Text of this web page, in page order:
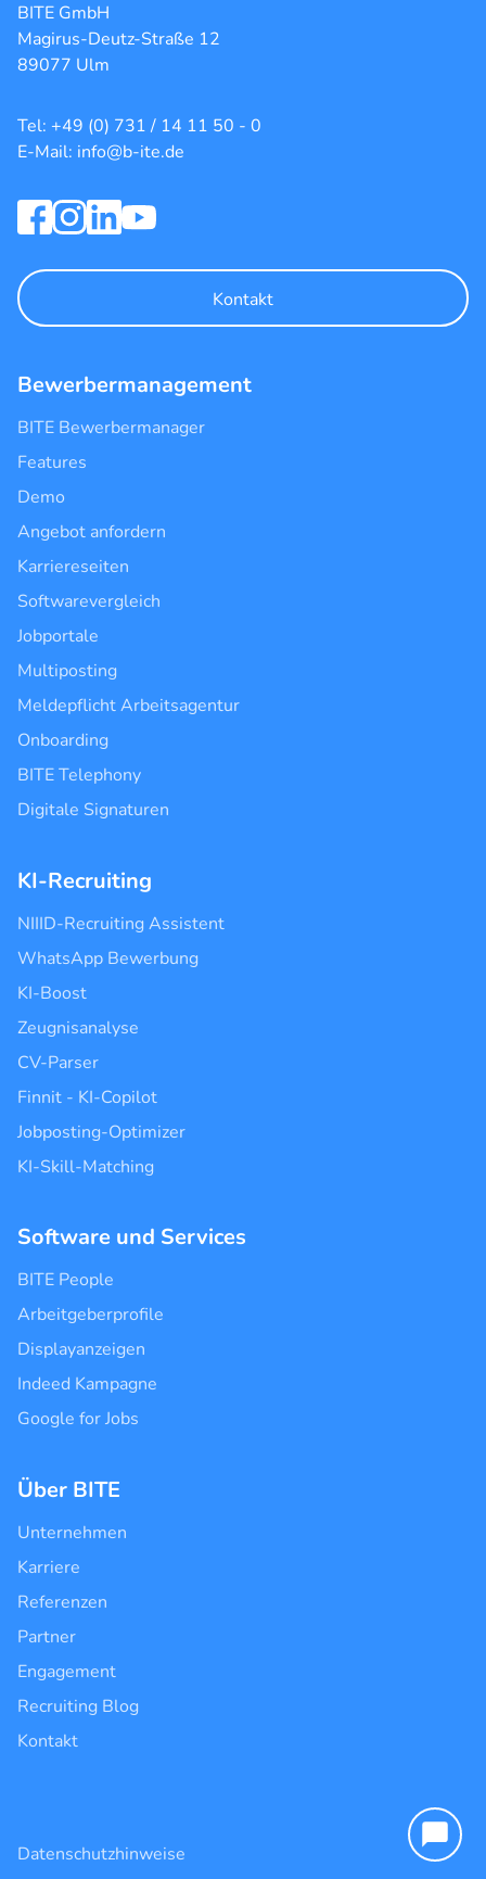
BITE GmbH
Magirus-Deutz-Straße 12
89077 Ulm
Tel: +49 (0) 731 / 14 11 50 - 0
E-Mail: info@b-ite.de
Kontakt
Bewerbermanagement
BITE Bewerbermanager
Features
Demo
Angebot anfordern
Karriereseiten
Softwarevergleich
Jobportale
Multiposting
Meldepflicht Arbeitsagentur
Onboarding
BITE Telephony
Digitale Signaturen
KI-Recruiting
NIIID-Recruiting Assistent
WhatsApp Bewerbung
KI-Boost
Zeugnisanalyse
CV-Parser
Finnit - KI-Copilot
Jobposting-Optimizer
KI-Skill-Matching
Software und Services
BITE People
Arbeitgeberprofile
Displayanzeigen
Indeed Kampagne
Google for Jobs
Über BITE
Unternehmen
Karriere
Referenzen
Partner
Engagement
Recruiting Blog
Kontakt
Datenschutzhinweise